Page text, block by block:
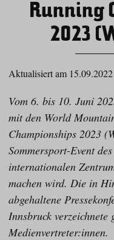
Running
2023
Aktualisiert am 15.09.2022
Vom 6. bis 10. Juni
mit den World
Championships 2023
Sommersport-Event
internationalen
machen wird. Die in
abgehaltene
Innsbruck verzeichnete
Medienvertreter:innen.